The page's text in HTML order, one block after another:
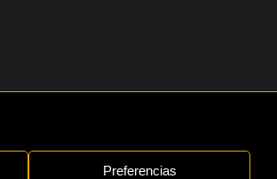
Preferencias